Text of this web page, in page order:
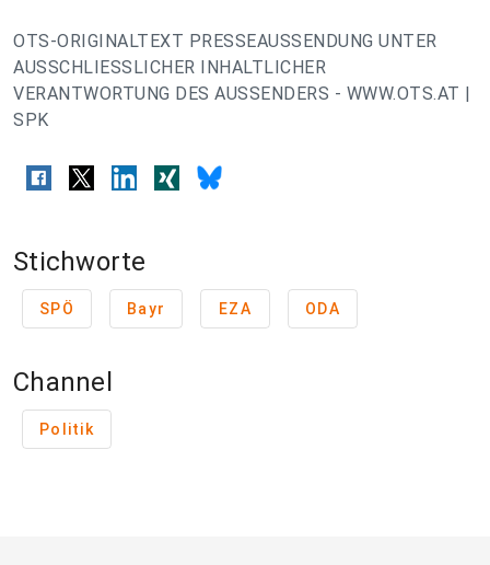
OTS-ORIGINALTEXT PRESSEAUSSENDUNG UNTER
AUSSCHLIESSLICHER INHALTLICHER
VERANTWORTUNG DES AUSSENDERS - WWW.OTS.AT |
SPK
Stichworte
SPÖ Bayr EZA ODA
Channel
Politik